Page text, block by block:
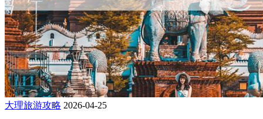
大理旅游攻略 2026-04-25